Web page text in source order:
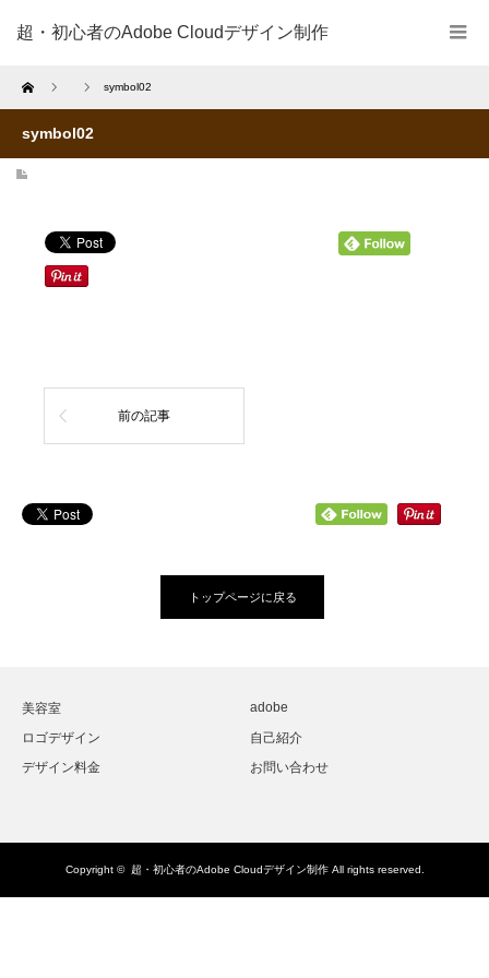
超・初心者のAdobe Cloudデザイン制作
Home symbol02
symbol02
前の記事
トップページに戻る
美容室
adobe
ロゴデザイン
自己紹介
デザイン料金
お問い合わせ
Copyright © 超・初心者のAdobe Cloudデザイン制作All rights reserved.